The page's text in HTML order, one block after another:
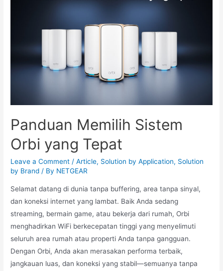
Panduan Memilih Sistem
Orbi yang Tepat
Leave a Comment /Article, Solution by Application, Solution
by Brand / By NETGEAR
Selamat datang di dunia tanpa buffering, area tanpa sinyal,
dan koneksi internet yang lambat. Baik Anda sedang
streaming, bermain game, atau bekerja dari rumah, Orbi
menghadirkan WiFi berkecepatan tinggi yang menyelimuti
seluruh area rumah atau properti Anda tanpa gangguan.
Dengan Orbi, Anda akan merasakan performa terbaik,
jangkauan luas, dan koneksi yang stabil—semuanya tanpa